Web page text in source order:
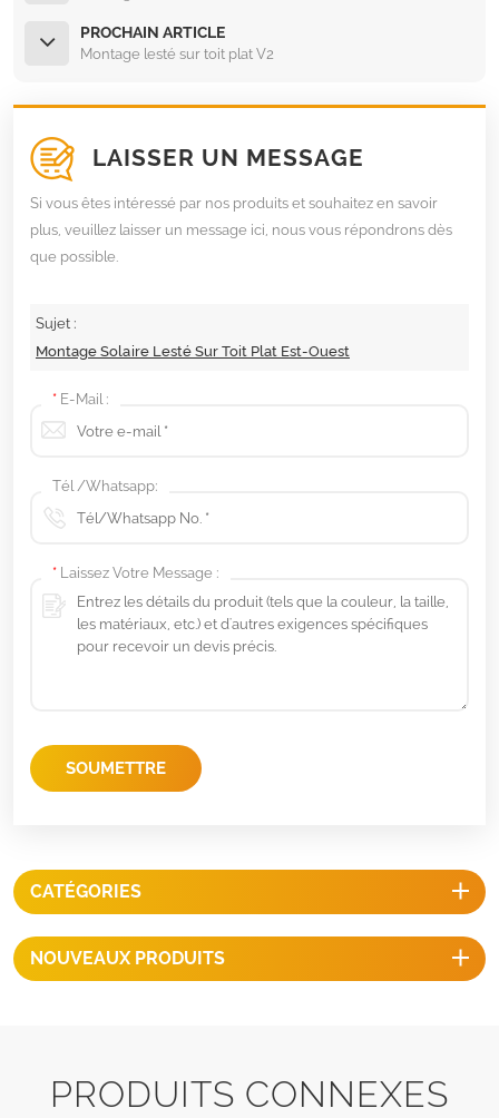
PROCHAIN ARTICLE
Montage lesté sur toit plat V2
LAISSER UN MESSAGE
Si vous êtes intéressé par nos produits et souhaitez en savoir
plus, veuillez laisser un message ici, nous vous répondrons dès
que possible.
Sujet :
Montage Solaire Lesté Sur Toit Plat Est-Ouest
* E-Mail :
Tél /Whatsapp:
* Laissez Votre Message :
SOUMETTRE
CATÉGORIES
NOUVEAUX PRODUITS
PRODUITS CONNEXES